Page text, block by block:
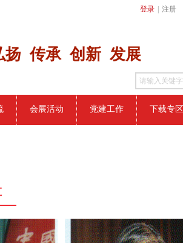
登录 注册
扬 传​承 创新 发展
会展活动 党建工作 下载专区